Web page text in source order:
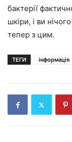
бактерії
шкіри, і ви
тепер з цим.
ТЕГИ інформація